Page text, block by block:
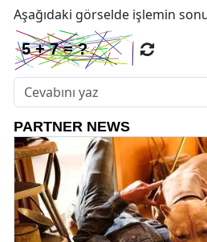
Aşağıdaki görselde işlemin